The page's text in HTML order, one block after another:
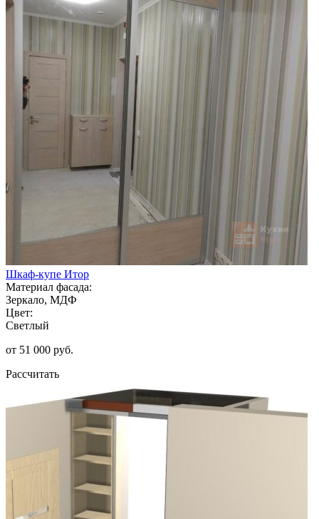
Шкаф-купе Итор
Материал фасада:
Зеркало, МДФ
Цвет:
Светлый
от 51 000 руб.
Рассчитать